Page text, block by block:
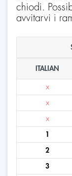
chiodi.
avvitarvi i
ITALIAN
x
x
x
1
2
3